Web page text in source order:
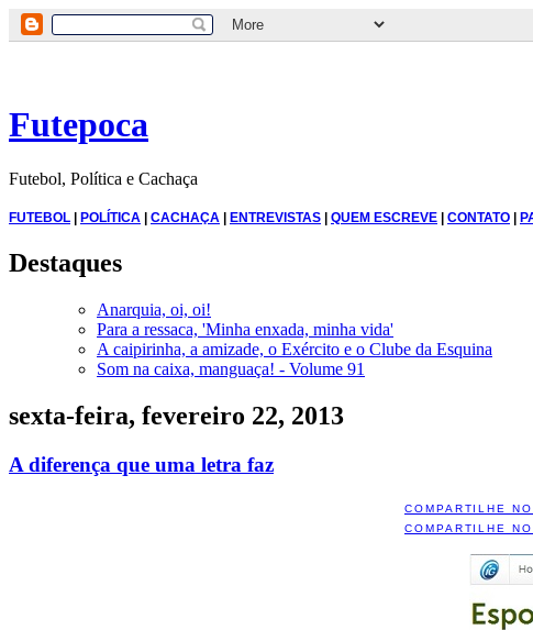
Futepoca
Futebol, Política e Cachaça
FUTEBOL | POLÍTICA | CACHAÇA | ENTREVISTAS | QUEM ESCREVE | CONTATO |
Destaques
Anarquia, oi, oi!
Para a ressaca, 'Minha enxada, minha vida'
A caipirinha, a amizade, o Exército e o Clube da Esquina
Som na caixa, manguaça! - Volume 91
sexta-feira, fevereiro 22, 2013
A diferença que uma letra faz
COMPARTILHE
COMPARTILHE